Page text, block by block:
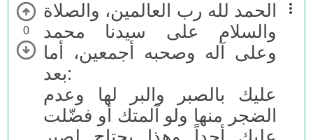
0
الحمد لله رب العالمين، والصلاة
والسلام على سيدنا محمد
وعلى آله وصحبه أجمعين، أما
بعد:
عليك بالصبر والبر لها وعدم
الضجر منها ولو آلمتك أو فضّلت